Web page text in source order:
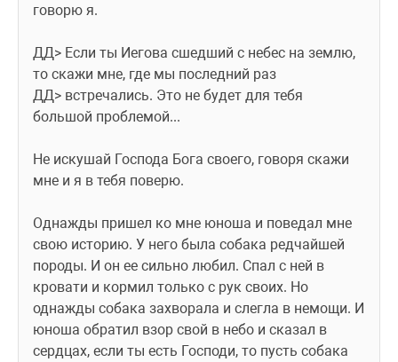
говорю я.
ДД> Если ты Иегова сшедший с небес на землю,
то скажи мне, где мы последний раз
ДД> встречались. Это не будет для тебя
большой проблемой...
Не искушай Господа Бога своего, говоря скажи
мне и я в тебя поверю.
Однажды пришел ко мне юноша и поведал мне
свою историю. У него была собака редчайшей
породы. И он ее сильно любил. Спал с ней в
кровати и кормил только с рук своих. Но
однажды собака захворала и слегла в немощи. И
юноша обратил взор свой в небо и сказал в
сердцах, если ты есть Господи, то пусть собака